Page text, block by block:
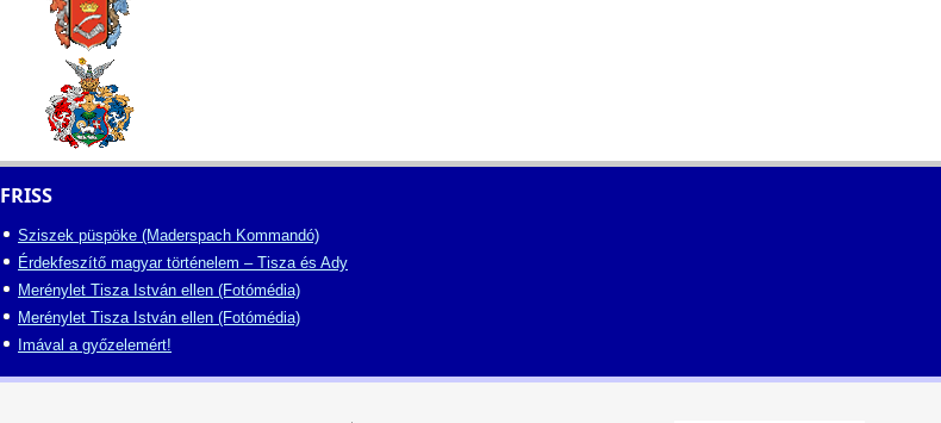
FRISS
Sziszek püspöke (Maderspach Kommandó)
Érdekfeszítő magyar történelem – Tisza és Ady
Merénylet Tisza István ellen (Fotómédia)
Merénylet Tisza István ellen (Fotómédia)
Imával a győzelemért!